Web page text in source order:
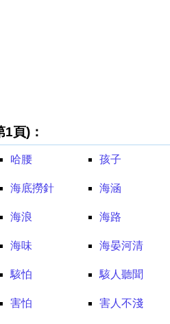
頁)：
哈腰 孩子
海底撈針 海涵
海浪 海路
海味 海晏河清
駭怕 駭人聽聞
害怕 害人不淺